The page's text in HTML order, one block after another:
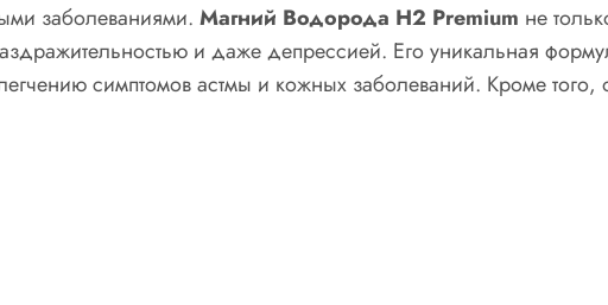
заболеваниями. Магний Водорода H2 Premium не
и даже депрессией. Его уникальная
симптомов астмы и кожных заболеваний. Кроме того,